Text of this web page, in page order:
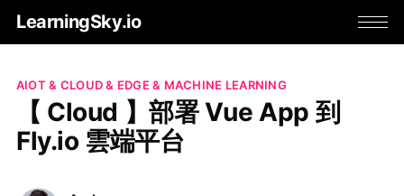
LearningSky.io
AIOT & CLOUD & EDGE & MACHINE LEARNING
【 Cloud 】部署 Vue App 到
Fly.io 雲端平台